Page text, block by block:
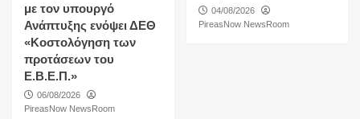
με τον υπουργό
Ανάπτυξης ενόψει ΔΕΘ
«Κοστολόγηση των
προτάσεων του
Ε.Β.Ε.Π.»
06/08/2026
PireasNow NewsRoom
04/08/2026
PireasNow NewsRoom